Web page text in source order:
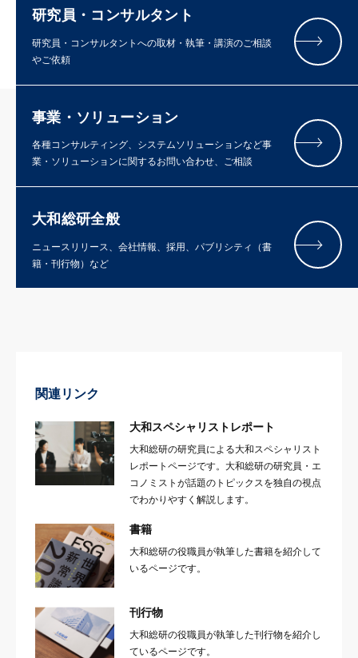
研究員・コンサルタント
研究員・コンサルタントへの取材・執筆・講演のご相談
やご依頼
事業・ソリューション
各種コンサルティング、システムソリューションなど事
業・ソリューションに関するお問い合わせ、ご相談
大和総研全般
ニュースリリース、会社情報、採用、パブリシティ（書
籍・刊行物）など
関連リンク
大和スペシャリストレポート
大和総研の研究員による大和スペシャリスト
レポートページです。大和総研の研究員・エ
コノミストが話題のトピックスを独自の視点
でわかりやすく解説します。
書籍
大和総研の役職員が執筆した書籍を紹介して
いるページです。
刊行物
大和総研の役職員が執筆した刊行物を紹介し
ているページです。